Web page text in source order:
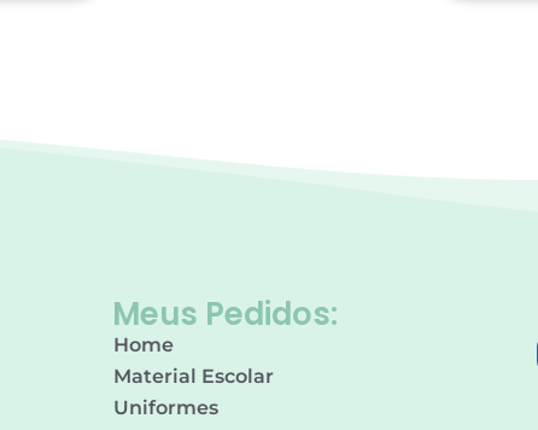
Meus Pedidos:
Home
Material Escolar
Uniformes